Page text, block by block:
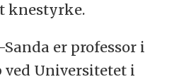
knestyrke.
er professor i
Universitetet i